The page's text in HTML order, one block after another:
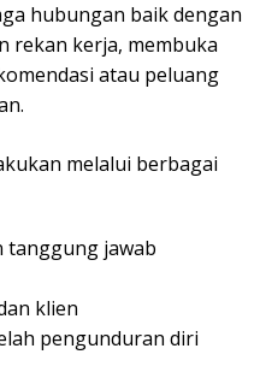
hubungan baik dengan
rekan kerja, membuka
atau peluang
melalui berbagai
tanggung jawab
klien
pengunduran diri